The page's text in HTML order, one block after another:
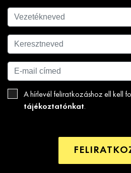
A hírlevél feliratkozáshoz ell kell
tájékoztatónkat.